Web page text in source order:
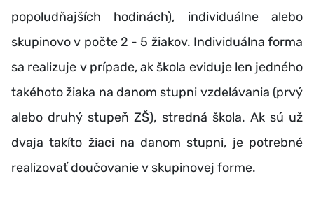
popoludňajších hodinách), individuálne alebo
skupinovo v počte 2 - 5 žiakov. Individuálna forma
sa realizuje v prípade, ak škola eviduje len jedného
takéhoto žiaka na danom stupni vzdelávania (prvý
alebo druhý stupeň ZŠ), stredná škola. Ak sú už
dvaja takíto žiaci na danom stupni, je potrebné
realizovať doučovanie v skupinovej forme.